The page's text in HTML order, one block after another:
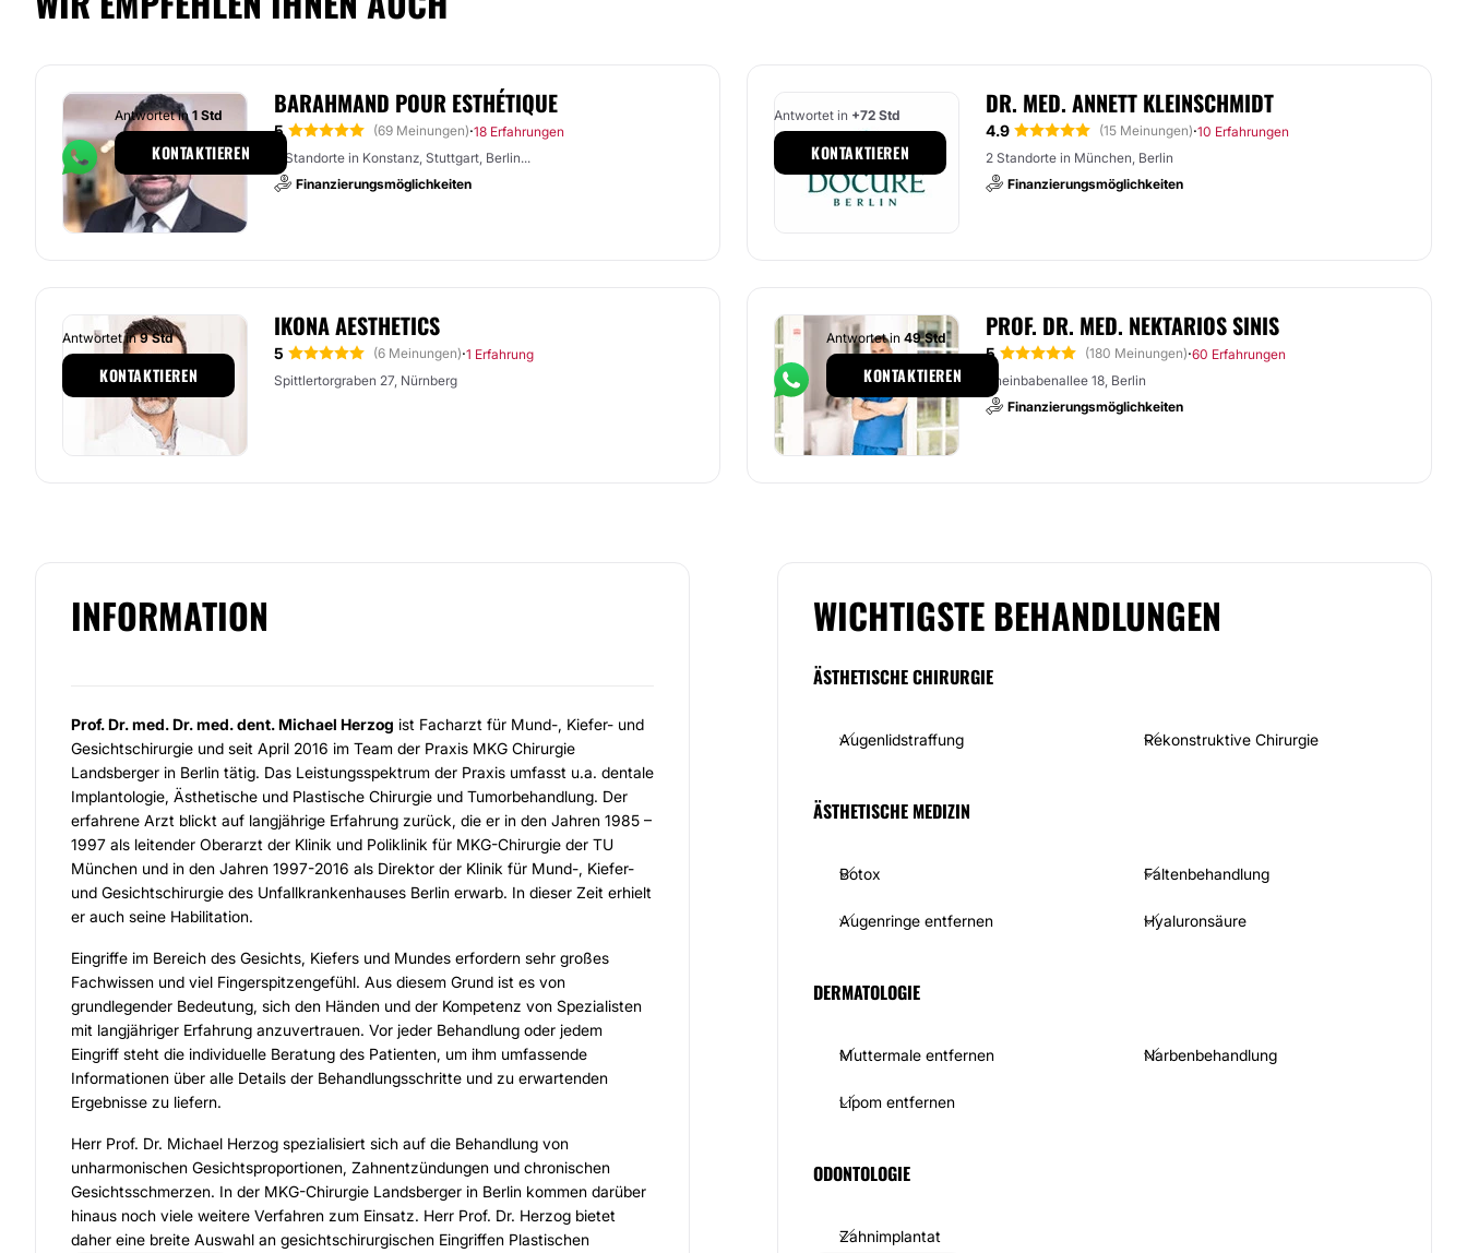
BARAHMAND POUR ESTHÉTIQUE
5 (69 Meinungen)·18 Erfahrungen
6 Standorte in Konstanz, Stuttgart, Berlin...
Finanzierungsmöglichkeiten
Antwortet in1 Std
KONTAKTIEREN
DR. MED. ANNETT KLEINSCHMIDT
4.9 (15 Meinungen)·10 Erfahrungen
2 Standorte in München, Berlin
Finanzierungsmöglichkeiten
Antwortet in +72 Std
KONTAKTIEREN
IKONA AESTHETICS
5 (6 Meinungen)·1 Erfahrung
Spittlertorgraben 27, Nürnberg
Antwortet in9 Std
KONTAKTIEREN
PROF. DR. MED. NEKTARIOS SINIS
5 (180 Meinungen)·60 Erfahrungen
Rheinbabenallee 18, Berlin
Finanzierungsmöglichkeiten
Antwortet in 49 Std
KONTAKTIEREN
INFORMATION
Prof. Dr. med. Dr. med. dent. Michael Herzog ist Facharzt für Mund-, Kiefer- und
Gesichtschirurgie und seit April 2016 im Team der Praxis MKG Chirurgie
Landsberger in Berlin tätig. Das Leistungsspektrum der Praxis umfasst u.a. dentale
Implantologie, Ästhetische und Plastische Chirurgie und Tumorbehandlung. Der
erfahrene Arzt blickt auf langjährige Erfahrung zurück, die er in den Jahren 1985 –
1997 als leitender Oberarzt der Klinik und Poliklinik für MKG-Chirurgie der TU
München und in den Jahren 1997-2016 als Direktor der Klinik für Mund-, Kiefer-
und Gesichtschirurgie des Unfallkrankenhauses Berlin erwarb. In dieser Zeit erhielt
er auch seine Habilitation.
Eingriffe im Bereich des Gesichts, Kiefers und Mundes erfordern sehr großes
Fachwissen und viel Fingerspitzengefühl. Aus diesem Grund ist es von
grundlegender Bedeutung, sich den Händen und der Kompetenz von Spezialisten
mit langjähriger Erfahrung anzuvertrauen. Vor jeder Behandlung oder jedem
Eingriff steht die individuelle Beratung des Patienten, um ihm umfassende
Informationen über alle Details der Behandlungsschritte und zu erwartenden
Ergebnisse zu liefern.
Herr Prof. Dr. Michael Herzog spezialisiert sich auf die Behandlung von
unharmonischen Gesichtsproportionen, Zahnentzündungen und chronischen
Gesichtsschmerzen. In der MKG-Chirurgie Landsberger in Berlin kommen darüber
hinaus noch viele weitere Verfahren zum Einsatz. Herr Prof. Dr. Herzog bietet
daher eine breite Auswahl an gesichtschirurgischen Eingriffen Plastischen
WICHTIGSTE BEHANDLUNGEN
ÄSTHETISCHE CHIRURGIE
Augenlidstraffung Rekonstruktive Chirurgie
ÄSTHETISCHE MEDIZIN
Botox Faltenbehandlung
Augenringe entfernen Hyaluronsäure
DERMATOLOGIE
Muttermale entfernen Narbenbehandlung
Lipom entfernen
ODONTOLOGIE
Zahnimplantat